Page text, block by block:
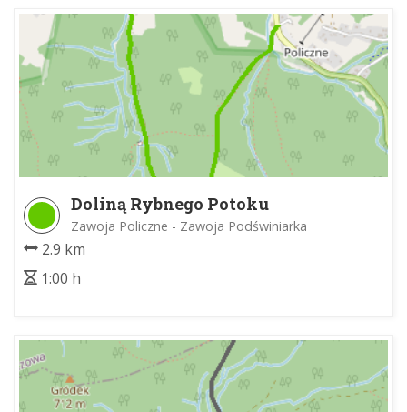
Doliną Rybnego Potoku
Zawoja Policzne - Zawoja Podświniarka
2.9 km
1:00 h